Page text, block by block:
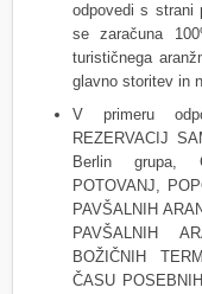
odpovedi s strani
se zaračuna
turističnega
glavno storitev in
V primeru
REZERVACIJ
Berlin grupa,
POTOVANJ,
PAVŠALNIH
PAVŠALNIH
BOŽIČNIH
ČASU